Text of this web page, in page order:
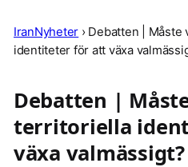
IranNyheter › Debatten | Måste
identiteter för att växa
Debatten |
territoriella
växa valmässigt?